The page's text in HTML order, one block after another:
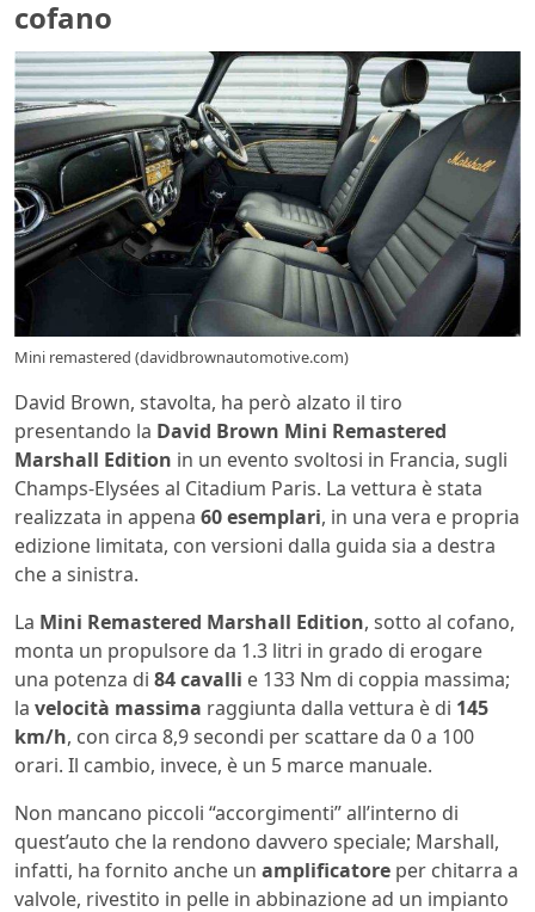
cofano
Mini remastered (davidbrownautomotive.com)
David Brown, stavolta, ha però alzato il tiro
presentando la David Brown Mini Remastered
Marshall Edition in un evento svoltosi in Francia, sugli
Champs-Elysées al Citadium Paris. La vettura è stata
realizzata in appena 60 esemplari, in una vera e propria
edizione limitata, con versioni dalla guida sia a destra
che a sinistra.
La Mini Remastered Marshall Edition, sotto al cofano,
monta un propulsore da 1.3 litri in grado di erogare
una potenza di 84 cavalli e 133 Nm di coppia massima;
la velocità massima raggiunta dalla vettura è di 145
km/h, con circa 8,9 secondi per scattare da 0 a 100
orari. Il cambio, invece, è un 5 marce manuale.
Non mancano piccoli “accorgimenti” all’interno di
quest’auto che la rendono davvero speciale; Marshall,
infatti, ha fornito anche un amplificatore per chitarra a
valvole, rivestito in pelle in abbinazione ad un impianto